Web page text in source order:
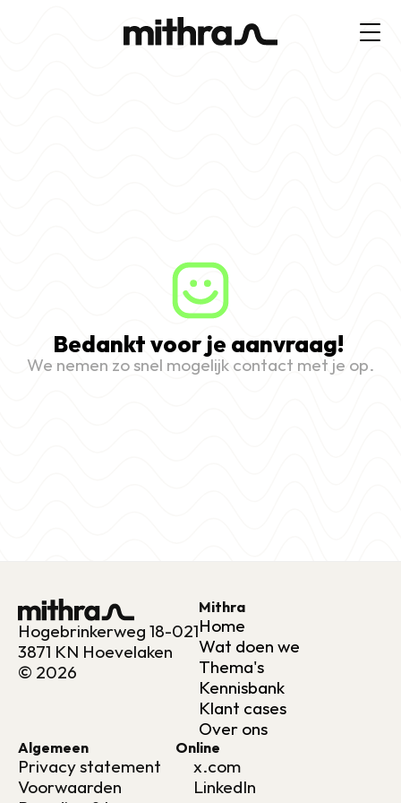
Bedankt voor je aanvraag!
We nemen zo snel mogelijk contact met je op.
Hogebrinkerweg 18-021
3871 KN Hoevelaken
© 2026
Mithra
Home
Wat doen we
Thema's
Kennisbank
Klant cases
Over ons
Online
x.com
LinkedIn
Algemeen
Privacy statement
Voorwaarden